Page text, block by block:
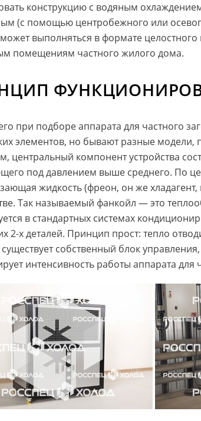
конструкцию с водяным
(с помощью центробежного или
выполняться в формате
помещениям частного жилого дома.
при подборе аппарата для частного
элементов, но бывают разные
центральный компонент устройства
под давлением выше среднего. По
жидкость (фреон, он же
Так называемый фанкойл — это
в стандартных системах
2-х деталей. Принцип прост: тепло
собственный блок
интенсивность работы аппарата